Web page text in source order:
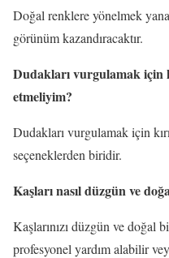
Doğal renklere yönelmek
görünüm kazandıracaktır.
Dudakları vurgulamak
etmeliyim?
Dudakları vurgulamak için
seçeneklerden biridir.
Kaşları nasıl düzgün ve
Kaşlarınızı düzgün ve doğal
profesyonel yardım alabilir